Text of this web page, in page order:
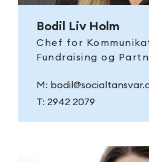
Bodil Liv Holm
Chef for
Fundraising og
M:
T: 2942 2079